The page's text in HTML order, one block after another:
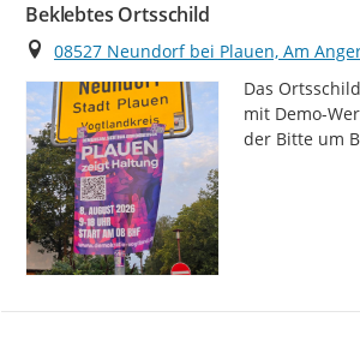
Beklebtes Ortsschild
Ort
08527 Neundorf bei Plauen, Am
Das
mit Demo-
der Bitte um